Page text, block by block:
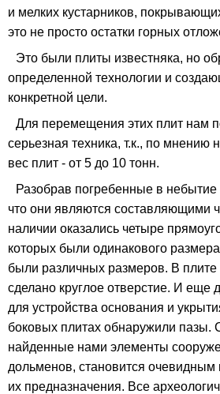
и мелких кустарников,
это не просто остатки горных
Это были плиты известняка, но
определенной технологии и
конкретной цели.
Для перемещения этих плит нам
серьезная техника, т.к., по мнению
вес плит - от 5 до 10 тонн.
Разобрав погребенные в небытие
что они являются составляющими
наличии оказались четыре
которых были одинакового
были различных размеров. В
сделано круглое отверстие. И еще
для устройства основания и
боковых плитах обнаружили пазы.
найденные нами элементы
дольменов, становится
их предназначения. Все